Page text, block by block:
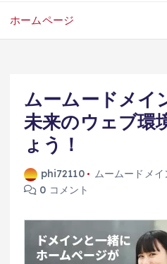
ホームページ
ムームードメイ
未来のウェブ環
ょう！
phi72110 ムームードメイ
0 コメント